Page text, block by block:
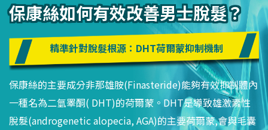
保康絲如何有效改善男士脫髮？
精準針對脫髮根源：DHT荷爾蒙抑制機制
保康絲的主要成分非那雄胺(Finasteride)能夠有效抑制體內
一種名為二氫睪酮( DHT)的荷爾蒙。DHT是導致雄激素性
脫髮(androgenetic alopecia, AGA)的主要荷爾蒙,會與毛囊